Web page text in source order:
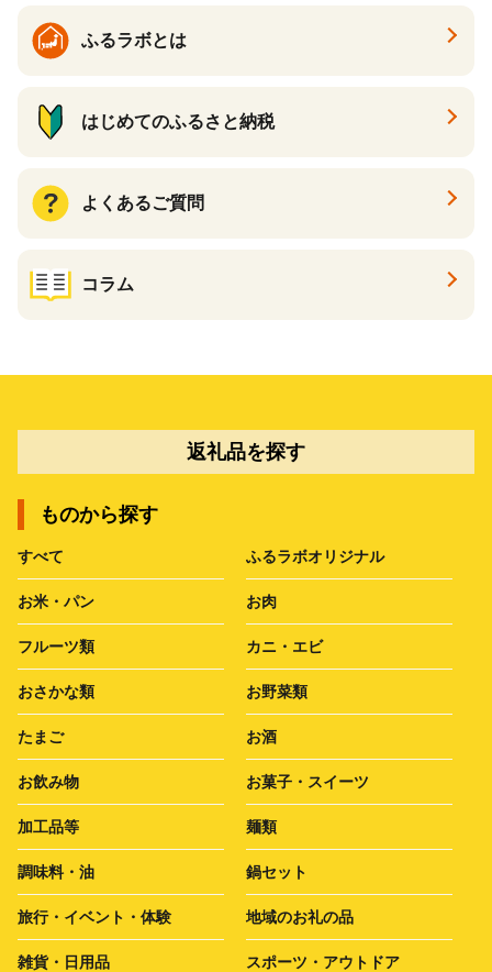
ふるラボとは
はじめてのふるさと納税
よくあるご質問
コラム
返礼品を探す
ものから探す
すべて ふるラボオリジナル
お米・パン お肉
フルーツ類 カニ・エビ
おさかな類 お野菜類
たまご お酒
お飲み物 お菓子・スイーツ
加工品等 麺類
調味料・油 鍋セット
旅行・イベント・体験 地域のお礼の品
雑貨・日用品 スポーツ・アウトドア